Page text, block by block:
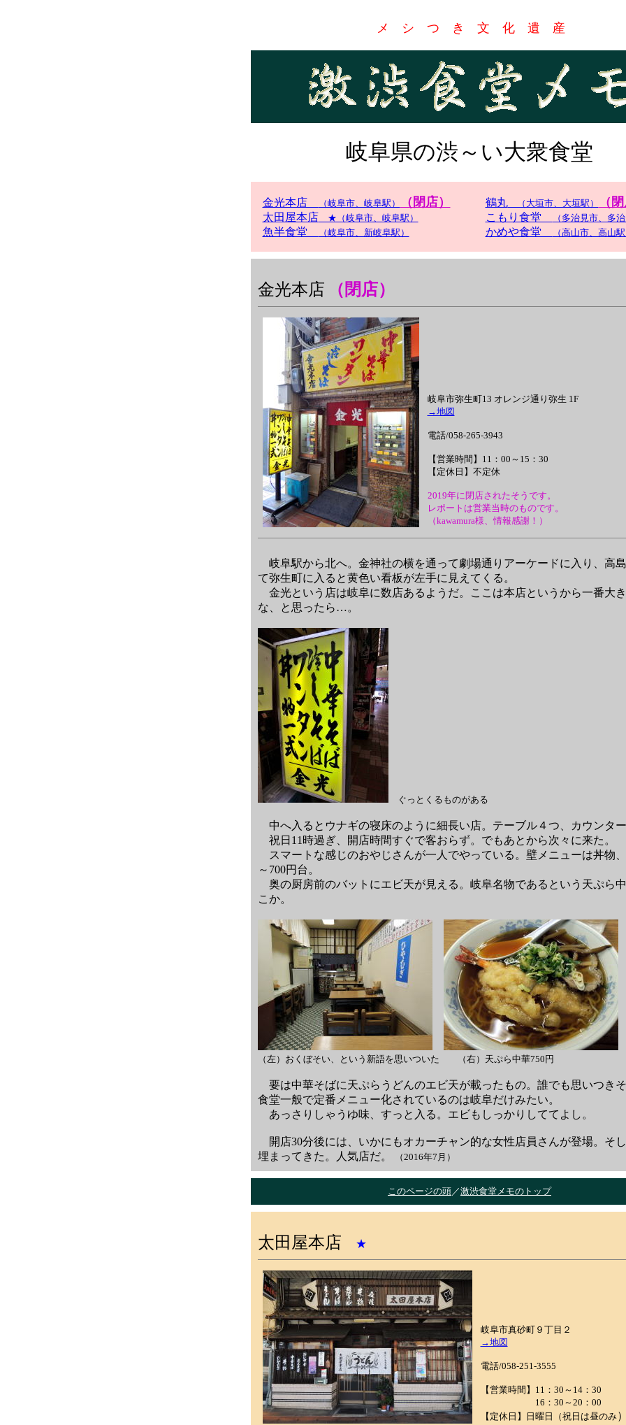
メ シ つ き 文 化 遺 産
岐阜県の渋～い大衆食堂
金光本店 （岐阜市、岐阜駅） （閉店）
太田屋本店 ★（岐阜市、岐阜駅）
魚半食堂 （岐阜市、新岐阜駅）
鶴丸（大垣市、大垣駅） （
こもり食堂 （多治見市、多治
かめや食堂 （高山市、高山駅
金光本店 （閉店）
岐阜市弥生町13 オレンジ通り弥生 1F
→地図
電話/058-265-3943
【営業時間】11：00～15：30
【定休日】不定休
2019年に閉店されたそうです。
レポートは営業当時のものです。
（kawamura様、情報感謝！）
岐阜駅から北へ。金神社の横を通って劇場通りアーケードに入り、高
て弥生町に入ると黄色い看板が左手に見えてくる。
金光という店は岐阜に数店あるようだ。ここは本店というから一番大
な、と思ったら…。
ぐっとくるものがある
中へ入るとウナギの寝床のように細長い店。テーブル４つ、カウンター
祝日11時過ぎ、開店時間すぐで客おらず。でもあとから次々に来た。
スマートな感じのおやじさんが一人でやっている。壁メニューは丼物
～700円台。
奥の厨房前のバットにエビ天が見える。岐阜名物であるという天ぷら
こか。
（左）おくぼそい、という新語を思いついた （右）天ぷら中華750円
要は中華そばに天ぷらうどんのエビ天が載ったもの。誰でも思いつきそ
食堂一般で定番メニュー化されているのは岐阜だけみたい。
あっさりしゃうゆ味、すっと入る。エビもしっかりしててよし。
開店30分後には、いかにもオカーチャン的な女性店員さんが登場。そ
埋まってきた。人気店だ。
（2016年7月）
このページの頭／激渋食堂メモのトップ
太田屋本店 ★
岐阜市真砂町９丁目２
→地図
電話/058-251-3555
【営業時間】11：30～14：30
16：30～20：00
【定休日】日曜日（祝日は昼のみ）